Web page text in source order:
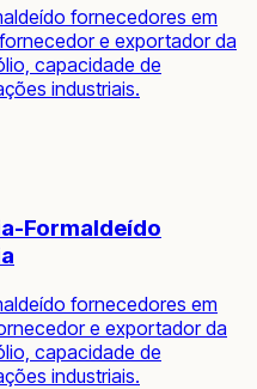
fornecedores em
e exportador da
capacidade de
industriais.
Formaldeído
fornecedores em
e exportador da
capacidade de
industriais.